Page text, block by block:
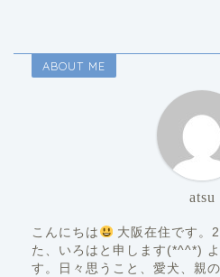
ABOUT ME
atsu
こんにちは
大阪在住です。
た、いろはと申します(*^^*)
す。日々思うこと、愛犬、親